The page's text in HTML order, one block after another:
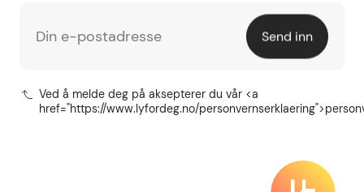
Din e-postadresse Send inn
Ved å melde deg på aksepterer du vår <a
href="https://www.lyfordeg.no/